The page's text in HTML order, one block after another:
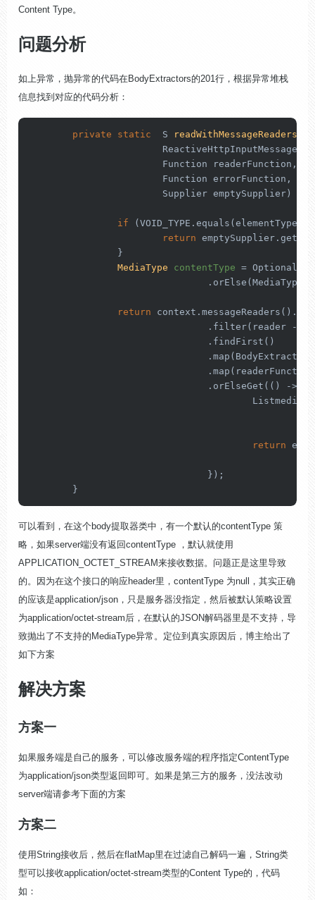
Content Type。
问题分析
如上异常，抛异常的代码在BodyExtractors的201行，根据异常堆栈
信息找到对应的代码分析：
private static
  S
readWithMessageReaders
			Supplier emptySupplier)
if (VOID_TYPE.equals(elementType))
return emptySupplier.get();
MediaType
contentType =
return
return
	}
可以看到，在这个body提取器类中，有一个默认的contentType 策
略，如果server端没有返回contentType ，默认就使用
APPLICATION_OCTET_STREAM来接收数据。问题正是这里导致
的。因为在这个接口的响应header里， contentType 为null，其实正确
的应该是application/json，只是服务器没指定，然后被默认策略设置
为app lication/octet-stream后，在默认的JSON解码器里是不支持，导
致抛出了不支持的 MediaType异常。 定位到真实原因后，博主给出了
如下方案
解决方案
方案一
如果服务端是自己的服务，可以修改服务端的程序指定ContentType
为application/json类型返回即可。如果是第三方的服务，没法改动
server端请参考下面的方案
方案二
使用String接收后，然后在flatMap里在过滤自己解码一遍， String类
型可以接收app lication/octet-stream类型的Content Type的，代码
如：